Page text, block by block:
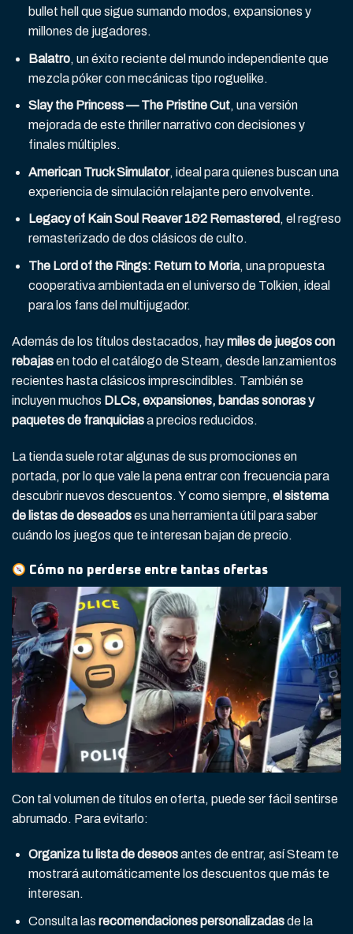
bullet hell que sigue sumando modos, expansiones y
millones de jugadores.
Balatro, un éxito reciente del mundo independiente que
mezcla póker con mecánicas tipo roguelike.
Slay the Princess — The Pristine Cut, una versión
mejorada de este thriller narrativo con decisiones y
finales múltiples.
American Truck Simulator, ideal para quienes buscan una
experiencia de simulación relajante pero envolvente.
Legacy of Kain Soul Reaver 1&2 Remastered, el regreso
remasterizado de dos clásicos de culto.
The Lord of the Rings: Return to Moria, una propuesta
cooperativa ambientada en el universo de Tolkien, ideal
para los fans del multijugador.
Además de los títulos destacados, haymiles de juegos con
rebajasen todo el catálogo de Steam, desde lanzamientos
recientes hasta clásicos imprescindibles. También se
incluyen muchos DLCs, expansiones, bandas sonoras y
paquetes de franquiciasa precios reducidos.
La tienda suele rotar algunas de sus promociones en
portada, por lo que vale la pena entrar con frecuencia para
descubrir nuevos descuentos. Y como siempre, el sistema
de listas de deseadoses una herramienta útil para saber
cuándo los juegos que te interesan bajan de precio.
Cómo no perderse entre tantas ofertas
Con tal volumen de títulos en oferta, puede ser fácil sentirse
abrumado. Para evitarlo:
Organiza tu lista de deseosantes de entrar, así Steam te
mostrará automáticamente los descuentos que más te
interesan.
Consulta las recomendaciones personalizadasde la